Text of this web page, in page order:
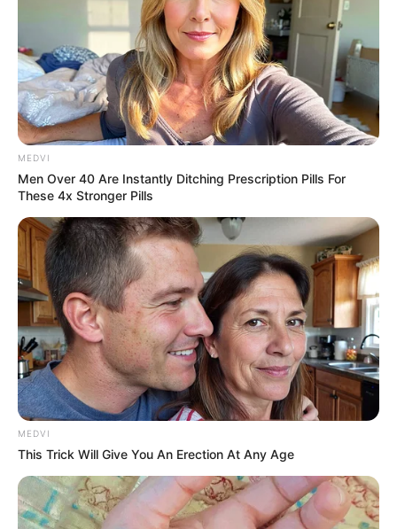
MEDVI
Men Over 40 Are Instantly Ditching Prescription Pills For
These 4x Stronger Pills
MEDVI
This Trick Will Give You An Erection At Any Age